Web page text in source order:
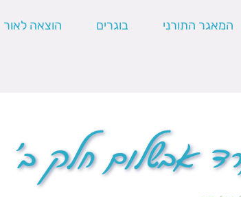
המאגר התורני בוגרים הוצאה לאור
אבשלום חלק ב'